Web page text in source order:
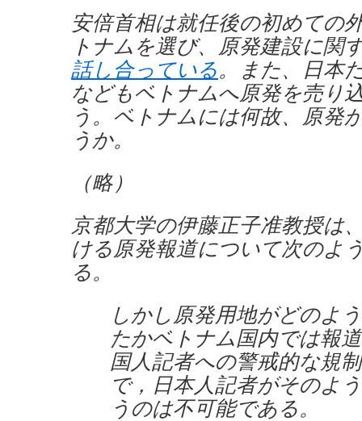
安倍首相は就任後の初めての
トナムを選び、原発建設に関
話し合っている。また、日本
などもベトナムへ原発を売り
う。ベトナムには何故、原発
うか。
（略）
京都大学の伊藤正子准教授は
ける原発報道について次のよ
る。
しかし原発用地がどのよ
たかベトナム国内では報
国人記者への警戒的な規
で，日本人記者がそのよ
うのは不可能である。